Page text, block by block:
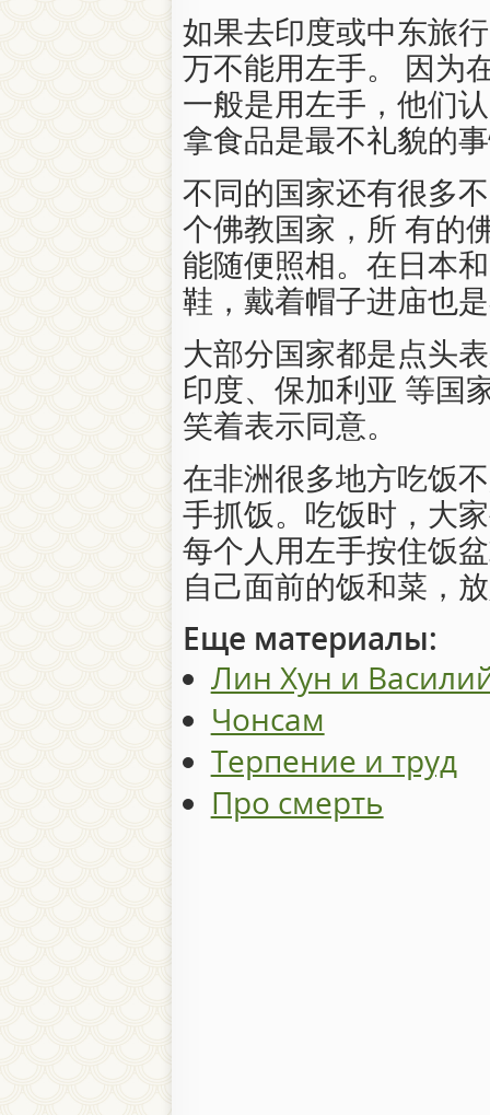
如果去印度或中东旅
万不能用左手。 因为
一般是用左手，他们
拿食品是最不礼貌的
不同的国家还有很多
个佛教国家，所 有的
能随便照相。在日本
鞋，戴着帽子进庙也
大部分国家都是点头
印度、保加利亚 等国
笑着表示同意。
在非洲很多地方吃饭
手抓饭。吃饭时，大
每个人用左手按住饭
自己面前的饭和菜，
Еще материалы:
Лин Хун и
Чонсам
Терпение и труд
Про смерть